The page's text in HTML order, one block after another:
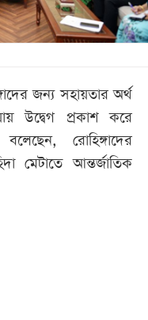
জন্য সহায়তার অর্থ
উদ্বেগ প্রকাশ করে
বলেছেন, রোহিঙ্গাদের
মেটাতে আন্তর্জাতিক